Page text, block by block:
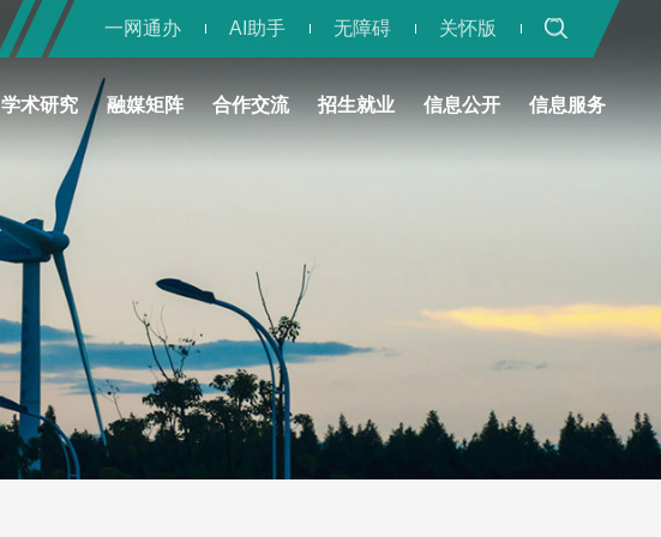
关怀版
无障碍
AI助手
一网通办
学术研究 融媒矩阵 合作交流 招生就业 信息公开 信息服务